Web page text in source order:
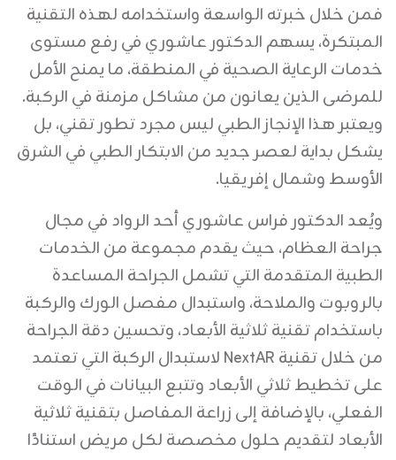
فمن خلال خبرته الواسعة واستخدامه لهذه التقنية
المبتكرة، يسهم الدكتور عاشوري في رفع مستوى
خدمات الرعاية الصحية في المنطقة، ما يمنح الأمل
للمرضى الذين يعانون من مشاكل مزمنة في الركبة.
ويعتبر هذا الإنجاز الطبي ليس مجرد تطور تقني، بل
يشكل بداية لعصر جديد من الابتكار الطبي في الشرق
الأوسط وشمال إفريقيا.
ويُعد الدكتور فراس عاشوري أحد الرواد في مجال
جراحة العظام، حيث يقدم مجموعة من الخدمات
الطبية المتقدمة التي تشمل الجراحة المساعدة
بالروبوت والملاحة، واستبدال مفصل الورك والركبة
باستخدام تقنية ثلاثية الأبعاد، وتحسين دقة الجراحة
من خلال تقنية NextAR لاستبدال الركبة التي تعتمد
على تخطيط ثلاثي الأبعاد وتتبع البيانات في الوقت
الفعلي، بالإضافة إلى زراعة المفاصل بتقنية ثلاثية
الأبعاد لتقديم حلول مخصصة لكل مريض استنادًا